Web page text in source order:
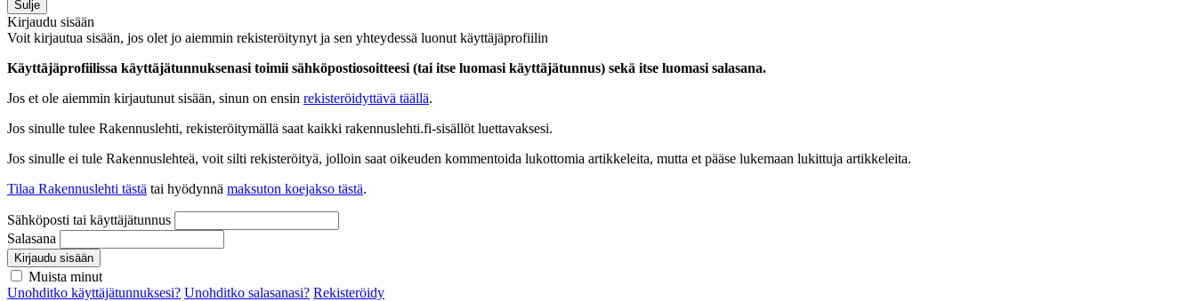
Sulje
Kirjaudu sisään
Voit kirjautua sisään, jos olet jo aiemmin rekisteröitynyt ja sen yhteydessä luonut käyttäjäprofiilin
Käyttäjäprofiilissa käyttäjätunnuksenasi toimii sähköpostiosoitteesi (tai itse luomasi käyttäjätunnus) sekä itse luomasi salasana.
Jos et ole aiemmin kirjautunut sisään, sinun on ensin rekisteröidyttävä täällä.
Jos sinulle tulee Rakennuslehti, rekisteröitymällä saat kaikki rakennuslehti.fi-sisällöt luettavaksesi.
Jos sinulle ei tule Rakennuslehteä, voit silti rekisteröityä, jolloin saat oikeuden kommentoida lukottomia artikkeleita, mutta et pääse lukemaan lukittuja artikkeleita.
Tilaa Rakennuslehti tästä tai hyödynnä maksuton koejakso tästä.
Sähköposti tai käyttäjätunnus
Salasana
Kirjaudu sisään
Muista minut
Unohditko käyttäjätunnuksesi? Unohditko salasanasi? Rekisteröidy